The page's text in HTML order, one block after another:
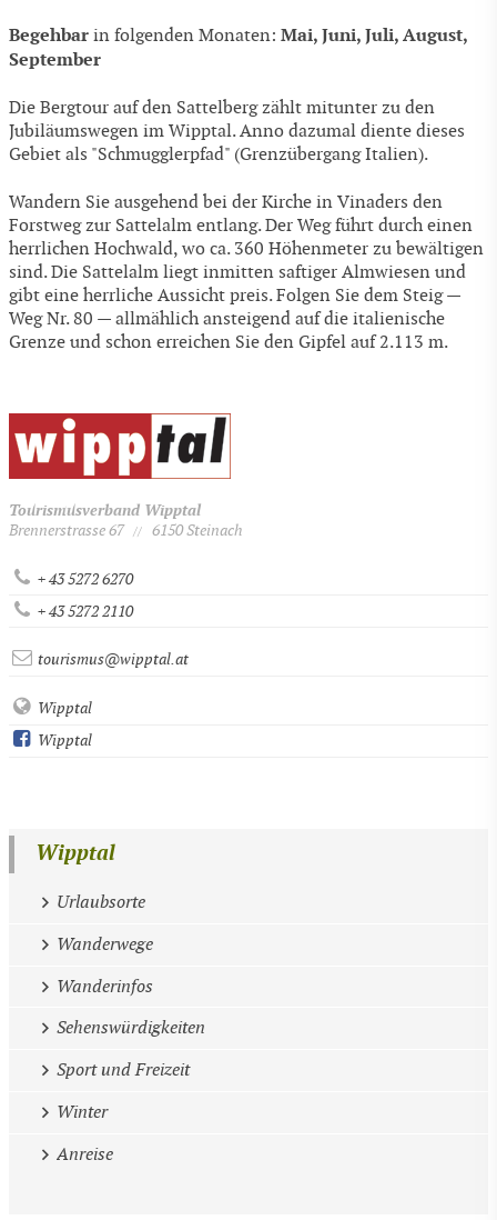
Begehbar in folgenden Monaten: Mai, Juni, Juli, August,
September
Die Bergtour auf den Sattelberg zählt mitunter zu den
Jubiläumswegen im Wipptal. Anno dazumal diente dieses
Gebiet als "Schmugglerpfad" (Grenzübergang Italien).
Wandern Sie ausgehend bei der Kirche in Vinaders den
Forstweg zur Sattelalm entlang. Der Weg führt durch einen
herrlichen Hochwald, wo ca. 360 Höhenmeter zu bewältigen
sind. Die Sattelalm liegt inmitten saftiger Almwiesen und
gibt eine herrliche Aussicht preis. Folgen Sie dem Steig —
Weg Nr. 80 — allmählich ansteigend auf die italienische
Grenze und schon erreichen Sie den Gipfel auf 2.113 m.
Tourismusverband Wipptal
Brennerstrasse 67 // 6150 Steinach
+ 43 5272 6270
+ 43 5272 2110
tourismus@wipptal.at
Wipptal
Wipptal
Wipptal
Urlaubsorte
Wanderwege
Wanderinfos
Sehenswürdigkeiten
Sport und Freizeit
Winter
Anreise